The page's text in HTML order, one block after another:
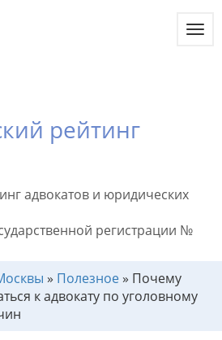
рейтинг
адвокатов и юридических
регистрации №
» Полезное» Почему
к адвокату по уголовному